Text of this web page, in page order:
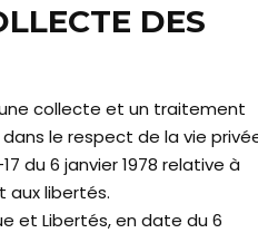
DES
une collecte et un traitement
le respect de la vie
du 6 janvier 1978 relative à
aux libertés.
et Libertés, en date du 6